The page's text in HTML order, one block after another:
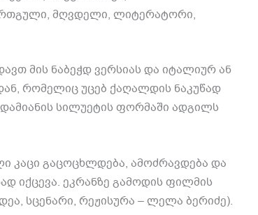
მღვდელი, ლიტერატორი,
მის ნაბეჭდ ვერსიას და იტალიურ ან
რომელიც უცებ ქაღალდის ნაკუწად
სილუეტის ფორმაში ადგილს
კაცი გაცოცხლდება, ამოძრავდება და
იქცევა. ეკრანზე გამოდის ფილმის
სცენარი, რეჟისურა – ლელა ბერიძე).